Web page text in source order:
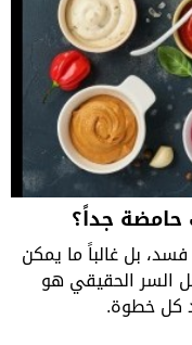
حامضة جداً؟
بل غالباً ما يمكن
السر الحقيقي هو
كل خطوة.